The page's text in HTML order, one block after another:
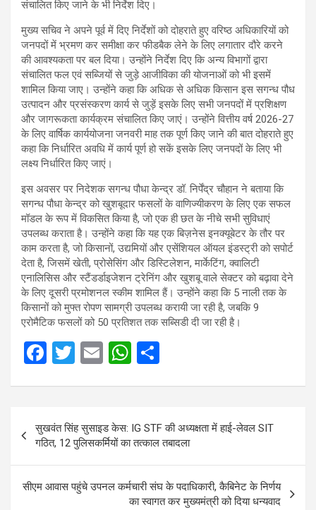
संचालित किए जाने के भी निर्देश दिए।
मुख्य सचिव ने अपने पूर्व में दिए निर्देशों को दोहराते हुए वरिष्ठ अधिकारियों को
जनपदों में भ्रमण कर समीक्षा कर फीडबैक लेने के लिए लगातार दौरे करने
की आवश्यकता पर बल दिया। उन्होंने निर्देश दिए कि अन्य विभागों द्वारा
संचालित फल एवं सब्जियों से जुड़े आजीविका की योजनाओं को भी इसमें
शामिल किया जाए। उन्होंने कहा कि अधिक से अधिक किसान इस सगन्ध पौध
उत्पादन और प्रसंस्करण कार्य से जुड़ें इसके लिए सभी जनपदों में प्रशिक्षण
और जागरूकता कार्यक्रम संचालित किए जाएं। उन्होंने वित्तीय वर्ष 2026-27
के लिए वार्षिक कार्ययोजना जनवरी माह तक पूर्ण किए जाने की बात दोहराते हुए
कहा कि निर्धारित अवधि में कार्य पूर्ण हो सकें इसके लिए जनपदों के लिए भी
लक्ष्य निर्धारित किए जाएं।
इस अवसर पर निदेशक सगन्ध पौधा केन्द्र डॉ. निर्पेंद्र चौहान ने बताया कि
सगन्ध पौधा केन्द्र को खुशबूदार फसलों के वाणिज्यीकरण के लिए एक सफल
मॉडल के रूप में विकसित किया है, जो एक ही छत के नीचे सभी सुविधाएं
उपलब्ध कराता है। उन्होंने कहा कि यह एक बिज़नेस इनक्यूबेटर के तौर पर
काम करता है, जो किसानों, उद्यमियों और एसेंशियल ऑयल इंडस्ट्री को सपोर्ट
देता है, जिसमें खेती, प्रोसेसिंग और डिस्टिलेशन, मार्केटिंग, क्वालिटी
एनालिसिस और स्टैंडर्डाइजेशन ट्रेनिंग और खुशबू वाले सेक्टर को बढ़ावा देने
के लिए दूसरी प्रमोशनल स्कीम शामिल हैं। उन्होंने कहा कि 5 नाली तक के
किसानों को मुफ्त रोपण सामग्री उपलब्ध करायी जा रही है, जबकि 9
एरोमैटिक फसलों को 50 प्रतिशत तक सब्सिडी दी जा रही है।
F
b
o
o
k
T
er
E
W
s
A
p
p
e
navigation
सुखवंत सिंह सुसाइड केस: IG STF की अध्यक्षता में हाई-लेवल SIT
गठित, 12 पुलिसकर्मियों का तत्काल तबादला
सीएम आवास पहुंचे उपनल कर्मचारी संघ के पदाधिकारी, कैबिनेट के निर्णय
का स्वागत कर मुख्यमंत्री को दिया धन्यवाद